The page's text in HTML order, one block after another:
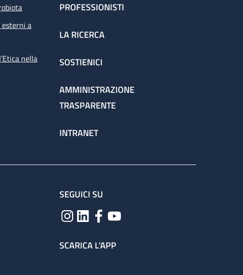
esterni a
nella
PROFESSIONISTI
LA RICERCA
SOSTIENICI
AMMINISTRAZIONE
TRASPARENTE
INTRANET
SEGUICI SU
SCARICA L'APP